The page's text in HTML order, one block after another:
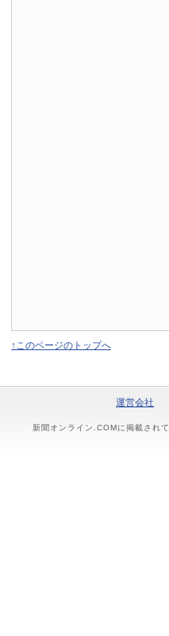
↑このページのトップへ
運営会社
新聞オンライン.COMに掲載され